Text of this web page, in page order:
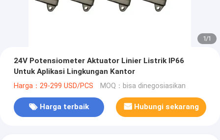
1/1
24V Potensiometer Aktuator Linier Listrik IP66
Untuk Aplikasi Lingkungan Kantor
Harga：29-299 USD/PCS MOQ：bisa dinegosiasikan
Harga terbaik Hubungi sekarang